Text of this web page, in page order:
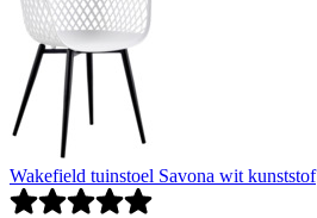
Wakefield tuinstoel Savona wit kunststof